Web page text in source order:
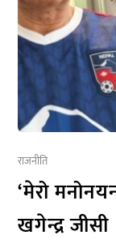
राजनीति
‘मेरो
खगेन्द्र जीसी